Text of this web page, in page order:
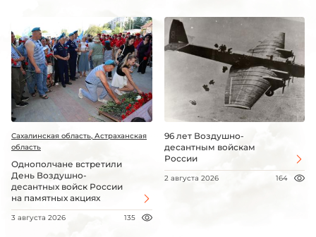
Сахалинская область, Астраханская
область
Однополчане встретили
День Воздушно-
десантных войск России
на памятных акциях
3 августа 2026 135
96 лет Воздушно-
десантным войскам
России
2 августа 2026 164